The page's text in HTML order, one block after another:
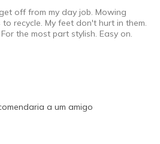
off from my day job. Mowing
recycle. My feet don't hurt in them.
the most part stylish. Easy on.
a um amigo